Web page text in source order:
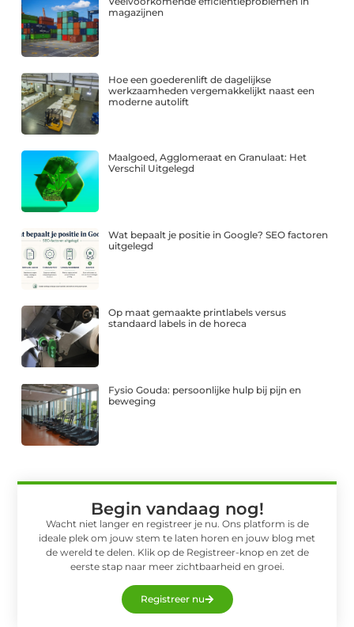
magazijnen
Hoe een goederenlift de dagelijkse
werkzaamheden vergemakkelijkt naast een
moderne autolift
Maalgoed, Agglomeraat en Granulaat: Het
Verschil Uitgelegd
Wat bepaalt je positie in Google? SEO factoren
uitgelegd
Op maat gemaakte printlabels versus
standaard labels in de horeca
Fysio Gouda: persoonlijke hulp bij pijn en
beweging
Begin vandaag nog!
Wacht niet langer en registreer je nu. Ons platform is de
ideale plek om jouw stem te laten horen en jouw blog met
de wereld te delen. Klik op de Registreer-knop en zet de
eerste stap naar meer zichtbaarheid en groei.
Registreer nu